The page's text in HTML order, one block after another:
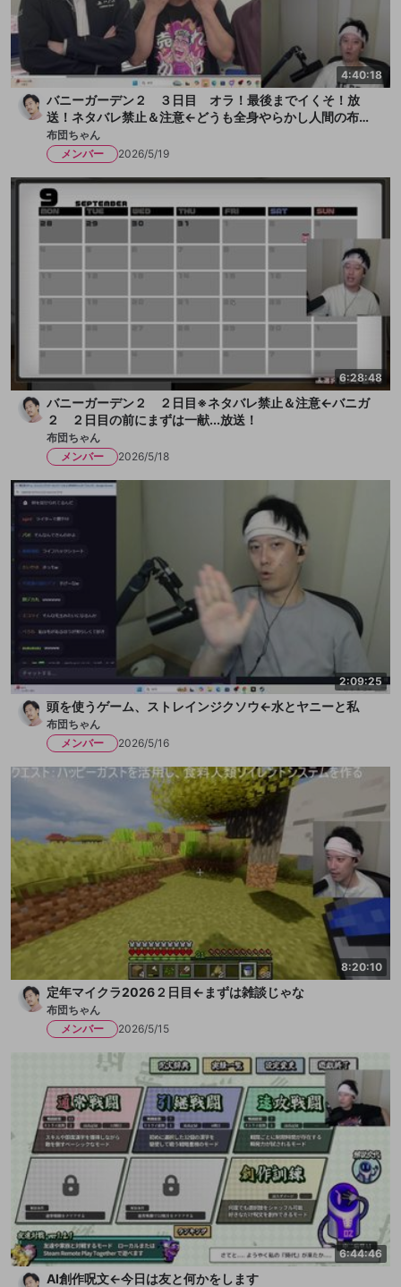
4:40:18
バニーガーデン２ ３日目 オラ！最後までイくそ！放
送！ネタバレ禁止＆注意←どうも全身やらかし人間の布団
ちゃんです！今日も女の子とチチクリ満載！まずは一献い
きます、か！放送
布団ちゃん
メンバー
2026/5/19
6:28:48
バニーガーデン２ ２日目※ネタバレ禁止＆注意←バニガ
２ ２日目の前にまずは一献...放送！
布団ちゃん
メンバー
2026/5/18
2:09:25
頭を使うゲーム、ストレインジクソウ←水とヤニーと私
布団ちゃん
メンバー
2026/5/16
8:20:10
定年マイクラ2026２日目←まずは雑談じゃな
布団ちゃん
メンバー
2026/5/15
6:44:46
AI創作呪文←今日は友と何かをします